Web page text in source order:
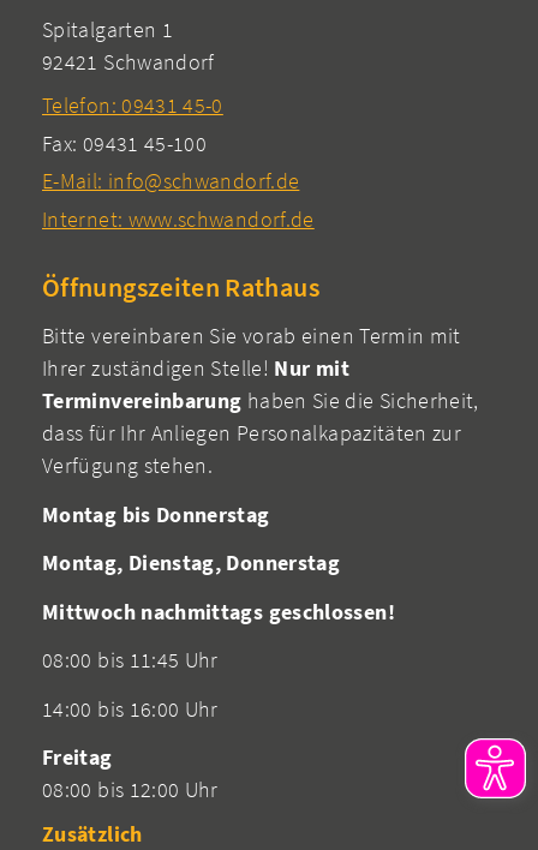
Spitalgarten 1
92421 Schwandorf
Telefon: 09431 45-0
Fax: 09431 45-100
E-Mail: info@schwandorf.de
Internet: www.schwandorf.de
Öffnungszeiten Rathaus
Bitte vereinbaren Sie vorab einen Termin mit
Ihrer zuständigen Stelle! Nur mit
Terminvereinbarung haben Sie die Sicherheit,
dass für Ihr Anliegen Personalkapazitäten zur
Verfügung stehen.
Montag bis Donnerstag
Montag, Dienstag, Donnerstag
Mittwoch nachmittags geschlossen!
08:00 bis 11:45 Uhr
14:00 bis 16:00 Uhr
Freitag
08:00 bis 12:00 Uhr
Zusätzlich